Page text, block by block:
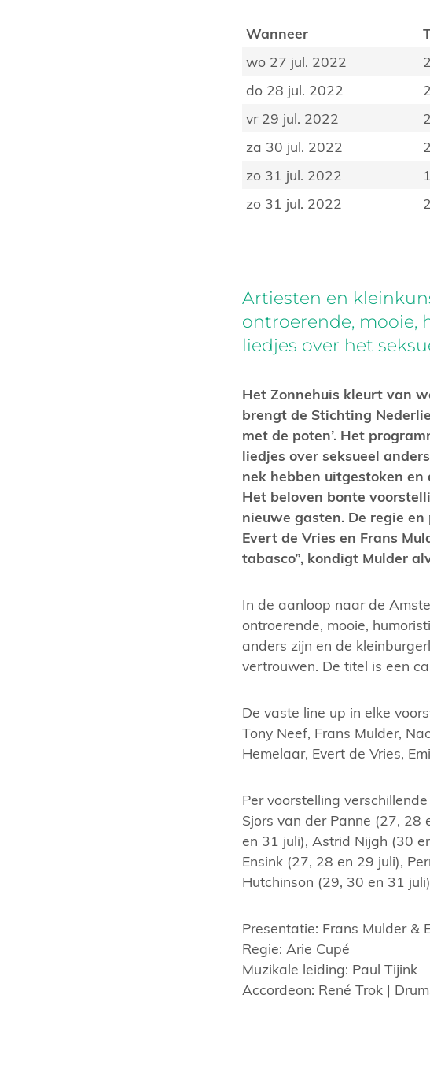
Wanneer
wo 27 jul. 2022
do 28 jul. 2022
vr 29 jul. 2022
za 30 jul. 2022
zo 31 jul. 2022
zo 31 jul. 2022
Artiesten en
ontroerende, mooie,
liedjes over het
Het Zonnehuis kleurt van
brengt de Stichting
met de poten’. Het
liedjes over seksueel
nek hebben uitgestoken
Het beloven bonte
nieuwe gasten. De regie
Evert de Vries en Frans
tabasco”, kondigt Mulder
In de aanloop naar de
ontroerende, mooie,
anders zijn en de
vertrouwen. De titel is een
De vaste line up in elke
Tony Neef, Frans Mulder,
Hemelaar, Evert de Vries,
Per voorstelling
Sjors van der Panne (27, 28
en 31 juli), Astrid Nijgh (30
Ensink (27, 28 en 29 juli),
Hutchinson (29, 30 en 31
Presentatie: Frans Mulder &
Regie: Arie Cupé
Muzikale leiding: Paul Tijink
Accordeon: René Trok |